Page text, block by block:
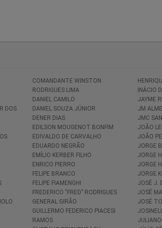
DOS
COMANDANTE WINSTON
RODRIGUES LIMA
DANIEL CAMILO
DANIEL SOUZA JÚNIOR
DENER DIAS
EDILSON MOUGENOT BONFIM
EDIVALDO DE CARVALHO
EDUARDO NEGRÃO
EMÍLIO KERBER FILHO
ENRICO PIERRO
FELIPE BRANCO
FELIPE FIAMENGHI
FREDERICO "FRED" RODRIGUES
GENERAL GIRÃO
GUILLERMO FEDERICO PIACESI
RAMOS
INÁCIO
JAYME
JM
JMC
JOÃO
JOÃO
JORGE
JORGE
JORGE
JORGE
JOSÉ J.
JOSÉ
JOSÉ